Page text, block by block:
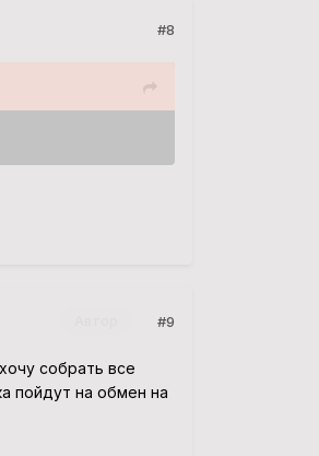
#8
#9
собрать все
пойдут на обмен на